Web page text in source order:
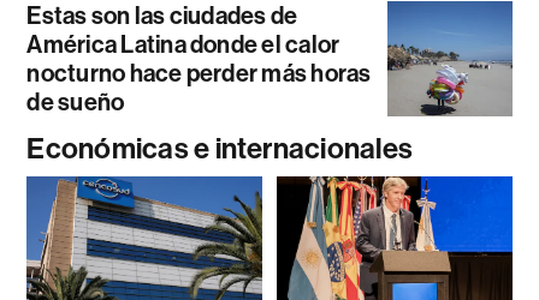
Estas son las ciudades de
América Latina donde el calor
nocturno hace perder más horas
de sueño
Económicas e internacionales